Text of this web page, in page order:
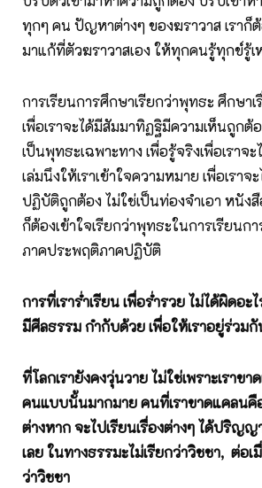
ทุกๆ คน ปัญหาต่างๆ ของฆราวาส เราก็
มาแก้ที่ตัวฆราวาสเอง ให้ทุกคนรู้ทุกข์
การเรียนการศึกษาเรียกว่าพุทธะ ศึกษา
เพื่อเราจะได้มีสัมมาทิฏฐิมีความเห็นถูก
เป็นพุทธะเฉพาะทาง เพื่อรู้จริงเพื่อเรา
เล่มนึงให้เราเข้าใจความหมาย เพื่อเรา
ปฏิบัติถูกต้อง ไม่ใช่เป็นท่องจำเอา หนัง
ก็ต้องเข้าใจเรียกว่าพุทธะในการเรียนกา
ภาคประพฤติภาคปฏิบัติ
การที่เราร่ำเรียน เพื่อร่ำรวย ไม่ได้ผิดอะ
มีศีลธรรม กำกับด้วย เพื่อให้เราอยู่ร่วม
ที่โลกเรายังคงวุ่นวาย ไม่ใช่เพราะเราข
คนแบบนั้นมากมาย คนที่เราขาดแคลนคื
ต่างหาก จะไปเรียนเรื่องต่างๆ ได้ปริ
เลย ในทางธรรมะไม่เรียกว่าวิชชา, ต่อเ
ว่าวิชชา